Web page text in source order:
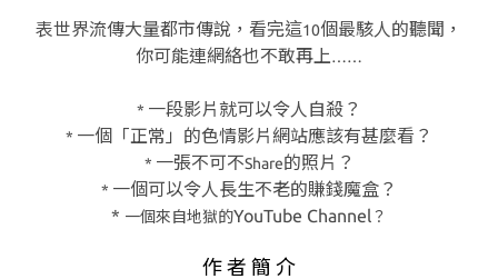
表世界流傳大量都市傳說，看完這10個最駭人的聽聞，
你可能連網絡也不敢再上……
* 一段影片就可以令人自殺？
* 一個「正常」的色情影片網站應該有甚麼看？
* 一張不可不Share的照片？
* 一個可以令人長生不老的賺錢魔盒？
* 一個來自地獄的YouTube Channel ？
作 者 簡 介